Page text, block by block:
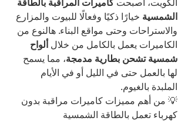
الكويت، أصبحت كاميرات المراقبة بالطاقة
الشمسية خيارًا ذكيًا وفعالًا للبيوت والمزارع
والاستراحات وحتى مواقع البناء. هالنوع من
الكاميرات يعمل بالكامل من خلال ألواح
شمسية تشحن بطارية مدمجة، مما يسمح
لها بالعمل حتى في الليل أو في الأيام
الملبدة بالغيوم.
💡 من أهم مميزات كاميرات مراقبة بدون
كهرباء تعمل بالطاقة الشمسية